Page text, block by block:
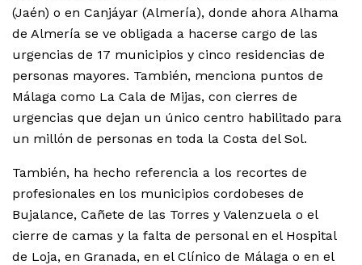
(Jaén) o en Canjáyar (Almería), donde ahora Alhama
de Almería se ve obligada a hacerse cargo de las
urgencias de 17 municipios y cinco residencias de
personas mayores. También, menciona puntos de
Málaga como La Cala de Mijas, con cierres de
urgencias que dejan un único centro habilitado para
un millón de personas en toda la Costa del Sol.
También, ha hecho referencia a los recortes de
profesionales en los municipios cordobeses de
Bujalance, Cañete de las Torres y Valenzuela o el
cierre de camas y la falta de personal en el Hospital
de Loja, en Granada, en el Clínico de Málaga o en el